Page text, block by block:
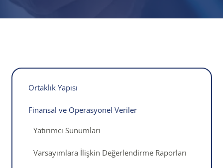
Ortaklık Yapısı
Finansal ve Operasyonel Veriler
Yatırımcı Sunumları
Varsayımlara İlişkin Değerlendirme Raporları